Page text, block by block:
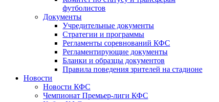
футболистов
Документы
Учредительные документы
Стратегии и программы
Регламенты соревнований КФС
Регламентирующие документы
Бланки и образцы документов
Правила поведения зрителей на стадионе
Новости
Новости КФС
Чемпионат Премьер-лиги КФС